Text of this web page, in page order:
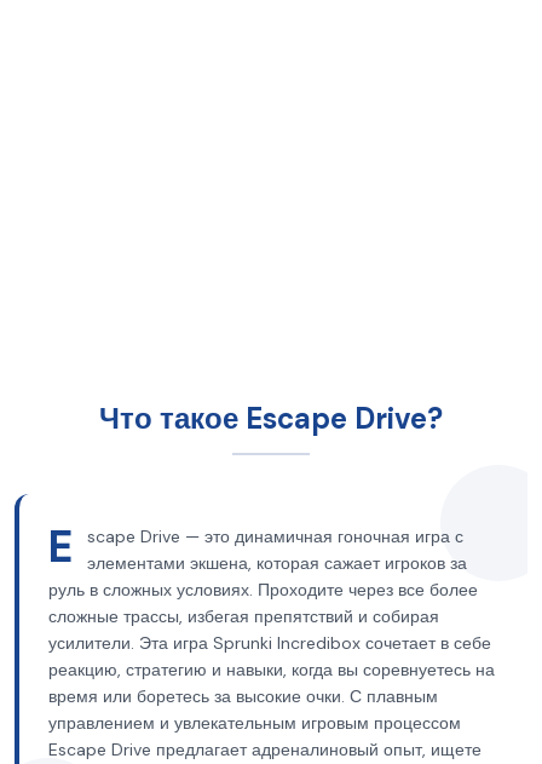
Что такое Escape Drive?
E
scape Drive — это динамичная гоночная игра с
элементами экшена, которая сажает игроков за
руль в сложных условиях. Проходите через все более
сложные трассы, избегая препятствий и собирая
усилители. Эта игра Sprunki Incredibox сочетает в себе
реакцию, стратегию и навыки, когда вы соревнуетесь на
время или боретесь за высокие очки. С плавным
управлением и увлекательным игровым процессом
Escape Drive предлагает адреналиновый опыт, ищете